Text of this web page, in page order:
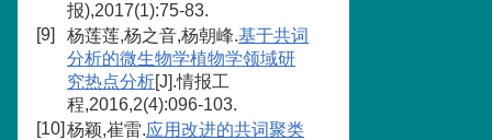
报),2017(1):75-83.
[9]
杨莲莲,杨之音,杨朝峰.基于共词
分析的微生物学植物学领域研
究热点分析[J].情报工
程,2016,2(4):096-103.
[10] 杨颖,崔雷.应用改进的共词聚类